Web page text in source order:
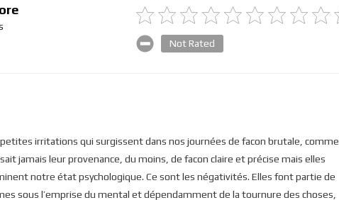
Not Rated
irritations qui surgissent dans nos journées de facon brutale, comme
jamais leur provenance, du moins, de facon claire et précise mais elles
notre état psychologique. Ce sont les négativités. Elles font partie de
sous l’emprise du mental et dépendamment de la tournure des choses,